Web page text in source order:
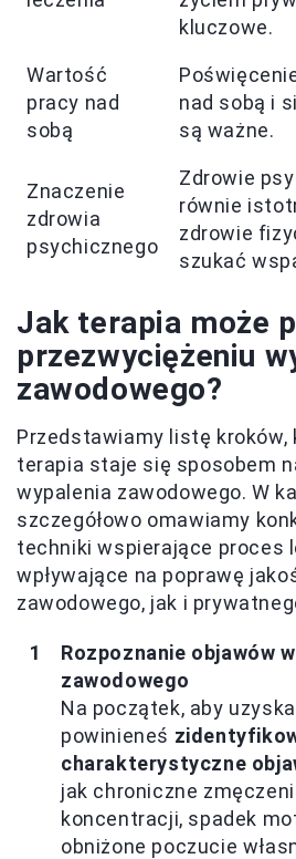
kluczowe.
Wartość
pracy nad
sobą
nad sobą i
są ważne.
Znaczenie
zdrowia
psychicznego
Zdrowie
równie
zdrowie
szukać
Jak terapia może
przezwyciężeniu
zawodowego?
Przedstawiamy listę kroków,
terapia staje się sposobem
wypalenia zawodowego. W
szczegółowo omawiamy
techniki wspierające proces
wpływające na poprawę
zawodowego, jak i
Rozpoznanie objawów
zawodowego
Na początek, aby
powinieneś
charakterystyczne
jak chroniczne
koncentracji, spadek
obniżone poczucie